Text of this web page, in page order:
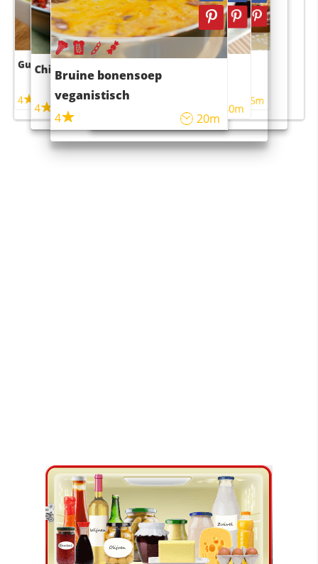
Guacamole
4
Chili con carne
4
Bruine bonensoep
veganistisch
4
20m
Sushi rijstsalade
maaltijdsalade
40m
4 55m